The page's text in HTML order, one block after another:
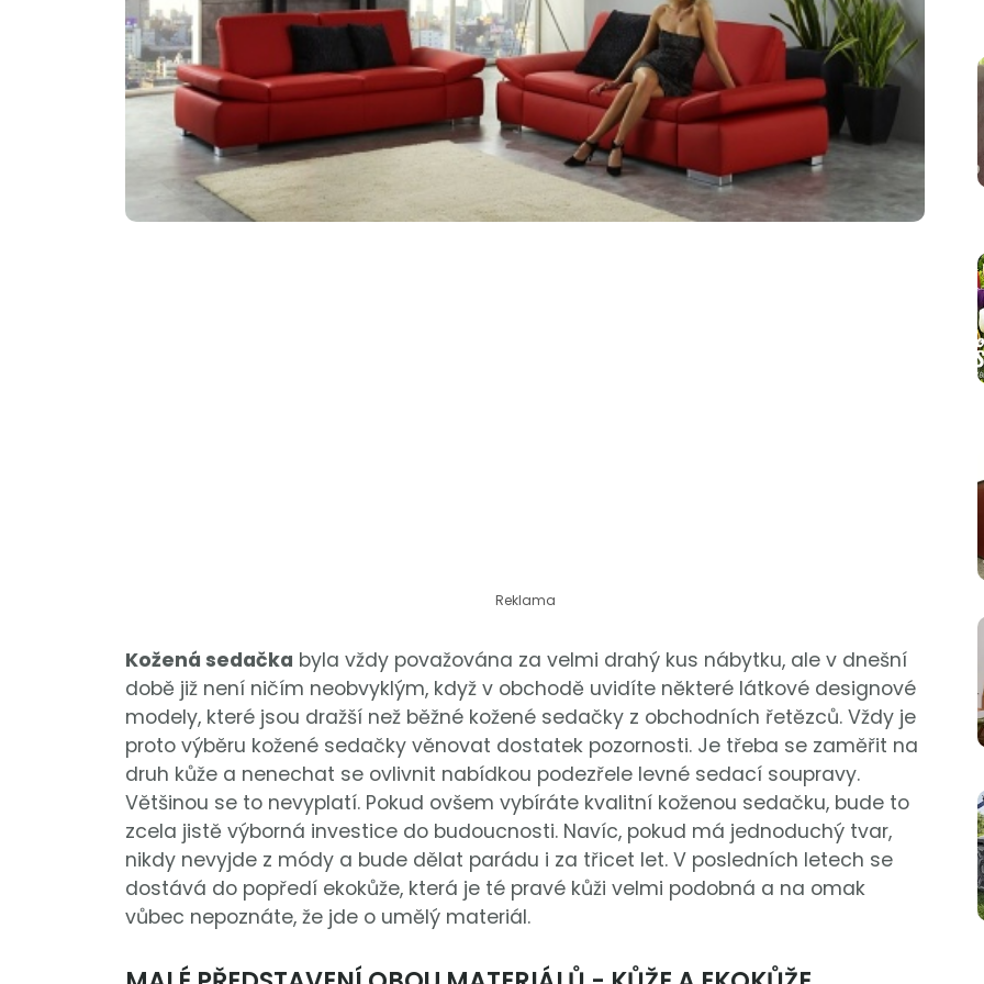
Reklama
Kožená sedačka byla vždy považována za velmi drahý kus nábytku, ale v dnešní
době již není ničím neobvyklým, když v obchodě uvidíte některé látkové designové
modely, které jsou dražší než běžné kožené sedačky z obchodních řetězců. Vždy je
proto výběru kožené sedačky věnovat dostatek pozornosti. Je třeba se zaměřit na
druh kůže a nenechat se ovlivnit nabídkou podezřele levné sedací soupravy.
Většinou se to nevyplatí. Pokud ovšem vybíráte kvalitní koženou sedačku, bude to
zcela jistě výborná investice do budoucnosti. Navíc, pokud má jednoduchý tvar,
nikdy nevyjde z módy a bude dělat parádu i za třicet let. V posledních letech se
dostává do popředí ekokůže, která je té pravé kůži velmi podobná a na omak
vůbec nepoznáte, že jde o umělý materiál.